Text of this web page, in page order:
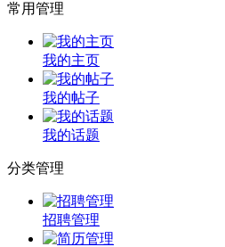
常用管理
我的主页
我的帖子
我的话题
分类管理
招聘管理